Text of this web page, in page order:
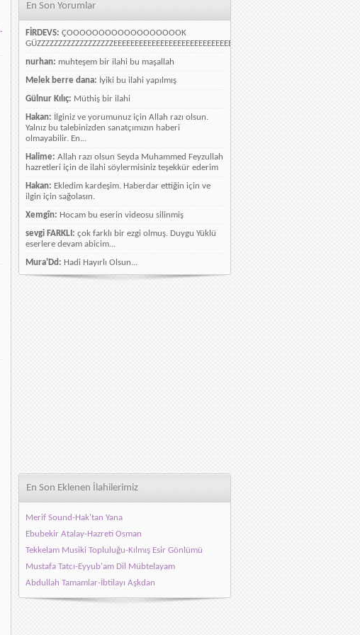
.
En Son Yorumlar
FİRDEVS: ÇOOOOOOOOOOOOOOOOOOK
GÜZZZZZZZZZZZZZZZZZZEEEEEEEEEEEEEEEEEEEEEEEEEEEEELLLLLLLLLLLLLLLLLLLLLLLL
nurhan: muhteşem bir ilahi bu maşallah
Melek berre dana: İyiki bu ilahi yapılmış
Gülnur Kılıç: Müthiş bir ilahi
Hakan: İlginiz ve yorumunuz için Allah razı olsun.
Yalnız bu talebinizden sanatçımızın haberi
olmayabilir. En...
Halime: Allah razı olsun Seyda Muhammed Feyzullah
hazretleri için de ilahi söylermisiniz teşekkür ederim
Hakan: Ekledim kardeşim. Haberdar ettiğin için ve
ilgin için sağolasın.
Xemgîn: Hocam bu eserin videosu silinmiş
sevgi FARKLI: çok farklı bir ezgi olmuş. Duygu Yüklü
eserlere devam abicim...
Mura'Dd: Hadi Hayırlı Olsun...
En Son Eklenen İlahilerimiz
Merif Sound-Hak'tan Yana
Ebubekir Atalay-Hazreti Osman
Tekkelam Musiki Topluluğu-Kılmış Esir Gönlümü
Mustafa Tatcı-Eyyub'am Dil Mübtelayam
Abdullah Tamamlar-İbtilayı Aşkdan